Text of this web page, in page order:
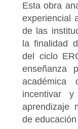
Esta obra
experiencial
de las
la finalidad
del ciclo
enseñanza
académica
incentivar
aprendizaje
de